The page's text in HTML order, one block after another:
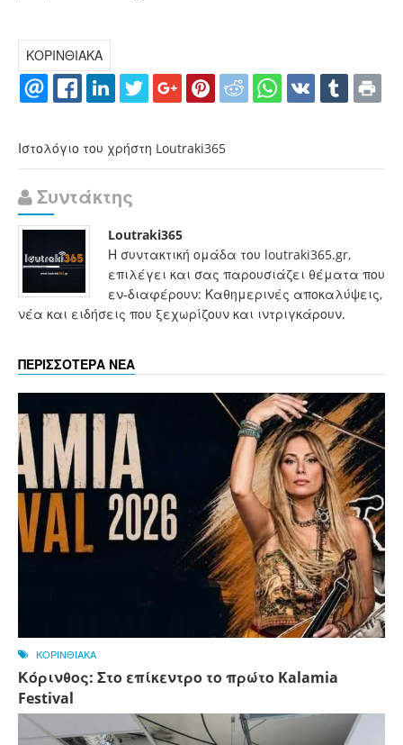
ΚΟΡΙΝΘΙΑΚΑ
Ιστολόγιο του χρήστη Loutraki365
Συντάκτης
Loutraki365
Η συντακτική ομάδα του loutraki365.gr,
επιλέγει και σας παρουσιάζει θέματα που
εν-διαφέρουν: Καθημερινές αποκαλύψεις,
νέα και ειδήσεις που ξεχωρίζουν και ιντριγκάρουν.
ΠΕΡΙΣΣΟΤΕΡΑ ΝΕΑ
ΚΟΡΙΝΘΙΑΚΑ
Κόρινθος: Στο επίκεντρο το πρώτο Kalamia
Festival